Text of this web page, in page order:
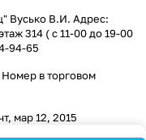
Вусько В.И. Адрес:
314 ( с 11-00 до 19-00
94-65
в торговом
мар 12, 2015